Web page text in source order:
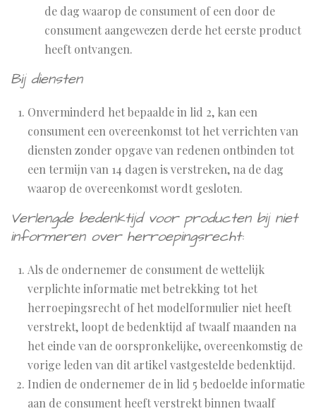
de dag waarop de consument of een door de
consument aangewezen derde het eerste product
heeft ontvangen.
Bij diensten
Onverminderd het bepaalde in lid 2, kan een
consument een overeenkomst tot het verrichten van
diensten zonder opgave van redenen ontbinden tot
een termijn van 14 dagen is verstreken, na de dag
waarop de overeenkomst wordt gesloten.
Verlengde bedenktijd voor producten bij niet
informeren over herroepingsrecht:
Als de ondernemer de consument de wettelijk
verplichte informatie met betrekking tot het
herroepingsrecht of het modelformulier niet heeft
verstrekt, loopt de bedenktijd af twaalf maanden na
het einde van de oorspronkelijke, overeenkomstig de
vorige leden van dit artikel vastgestelde bedenktijd.
Indien de ondernemer de in lid 5 bedoelde informatie
aan de consument heeft verstrekt binnen twaalf